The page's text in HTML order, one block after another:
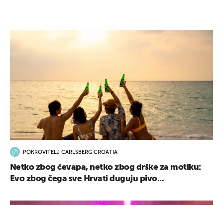
POKROVITELJ CARLSBERG CROATIA
Netko zbog ćevapa, netko zbog drške za motiku:
Evo zbog čega sve Hrvati duguju pivo...